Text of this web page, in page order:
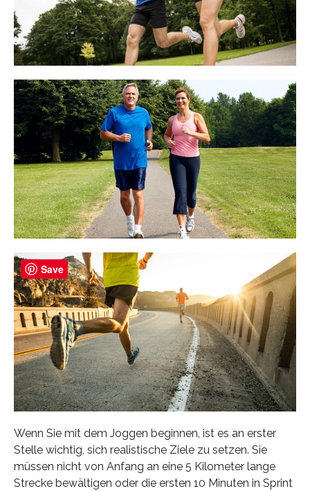
Wenn Sie mit dem Joggen beginnen, ist es an erster
Stelle wichtig, sich realistische Ziele zu setzen. Sie
müssen nicht von Anfang an eine 5 Kilometer lange
Strecke bewältigen oder die ersten 10 Minuten in Sprint
Save